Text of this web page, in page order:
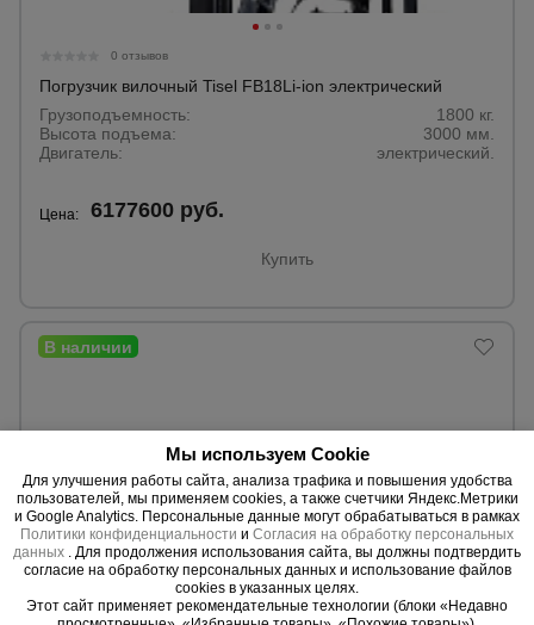
0 отзывов
Погрузчик вилочный Tisel FB18Li-ion электрический
Грузоподъемность:
1800 кг.
Высота подъема:
3000 мм.
Двигатель:
электрический.
Цена: 6177600 руб.
Купить
Сварочные
аппараты
Мы используем Cookie
Для улучшения работы сайта, анализа трафика и повышения удобства
пользователей, мы применяем cookies, а также счетчики Яндекс.Метрики
и Google Analytics. Персональные данные могут обрабатываться в рамках
Политики конфиденциальности и Согласия на обработку персональных
данных
. Для продолжения использования сайта, вы должны подтвердить
согласие на обработку персональных данных и использование файлов
cookies в указанных целях.
Этот сайт применяет рекомендательные технологии (блоки «Недавно